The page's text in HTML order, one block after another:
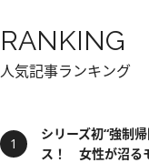
RANKING
人気記事ランキング
シリーズ初“強制
ス！ 女性が沼る